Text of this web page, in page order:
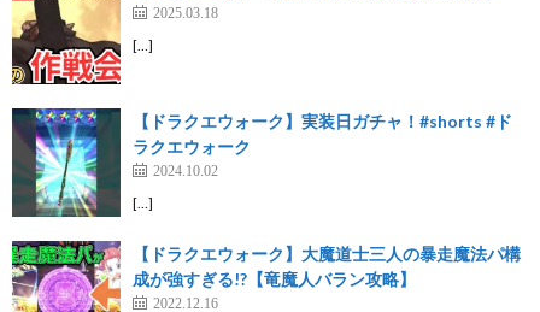
2025.03.18
[…]
【ドラクエウォーク】実装日ガチャ！#shorts #ド
ラクエウォーク
2024.10.02
[…]
【ドラクエウォーク】大魔道士三人の暴走魔法パ構
成が強すぎる!?【竜魔人バラン攻略】
2022.12.16